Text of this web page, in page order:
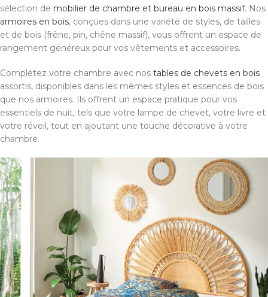
sélection de mobilier de chambre et bureau en bois massif. Nos
armoires en bois, conçues dans une variété de styles, de tailles
et de bois (frêne, pin, chêne massif), vous offrent un espace de
rangement généreux pour vos vêtements et accessoires.
Complétez votre chambre avec nos tables de chevets en bois
assortis, disponibles dans les mêmes styles et essences de bois
que nos armoires. Ils offrent un espace pratique pour vos
essentiels de nuit, tels que votre lampe de chevet, votre livre et
votre réveil, tout en ajoutant une touche décorative à votre
chambre.